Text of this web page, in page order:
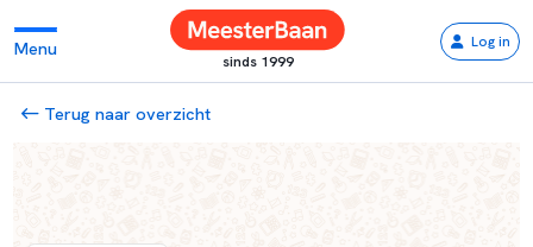
Menu
sinds 1999
Log in
Terug naar overzicht